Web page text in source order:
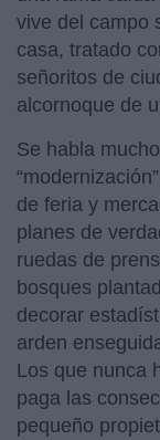
vive del campo
casa, tratado
señoritos de
alcornoque de
Se habla
de feria y
planes de
ruedas de
bosques
decorar
arden
Los que nunca
paga las
pequeño